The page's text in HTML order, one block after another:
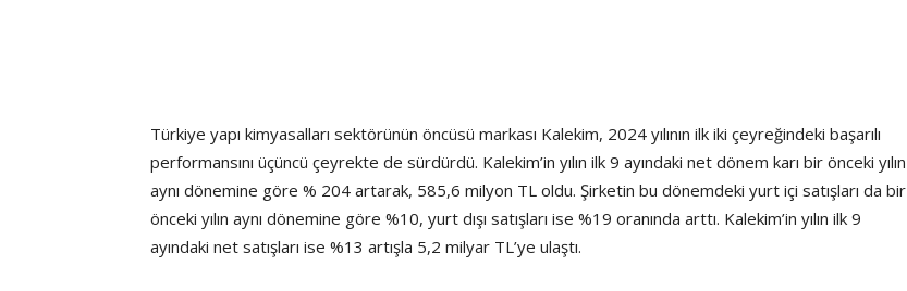
Türkiye yapı kimyasalları sektörünün öncüsü markası Kalekim, 2024 yılının ilk iki çeyreğindeki başarılı
performansını üçüncü çeyrekte de sürdürdü. Kalekim’in yılın ilk 9 ayındaki net dönem karı bir önceki yılın
aynı dönemine göre % 204 artarak, 585,6 milyon TL oldu. Şirketin bu dönemdeki yurt içi satışları da bir
önceki yılın aynı dönemine göre %10, yurt dışı satışları ise %19 oranında arttı. Kalekim’in yılın ilk 9
ayındaki net satışları ise %13 artışla 5,2 milyar TL’ye ulaştı.